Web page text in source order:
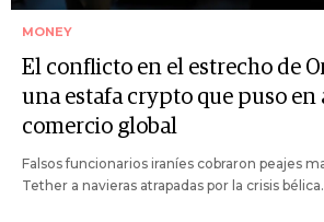
MONEY
El conflicto en el estrecho de
una estafa crypto que puso en
comercio global
Falsos funcionarios iraníes cobraron peajes
Tether a navieras atrapadas por la crisis bélica.